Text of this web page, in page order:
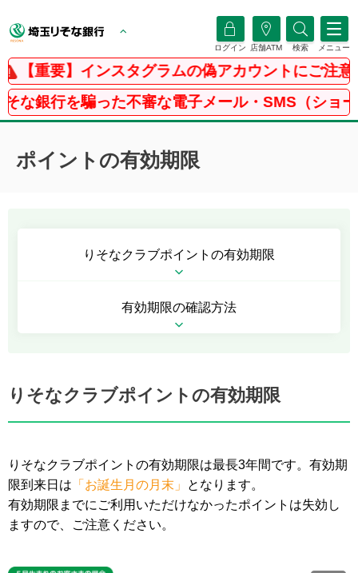
ログイン 店舗ATM 検索 メニュー
【重要】インスタグラムの偽アカウントにご注意く
銀行を騙った不審な電子メール・SMS（ショート
ポイントの有効期限
りそなクラブポイントの有効期限
有効期限の確認方法
りそなクラブポイントの有効期限
りそなクラブポイントの有効期限は最長3年間です。有効期
限到来日は 「お誕生月の月末」
となります。
有効期限までにご利用いただけなかったポイントは失効し
ますので、ご注意ください。